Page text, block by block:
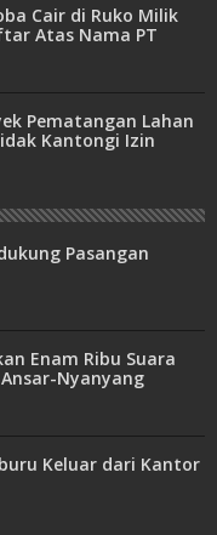
Cair di Ruko Milik
Atas Nama PT
Pematangan Lahan
Kantongi Izin
Pasangan
Enam Ribu Suara
Nyanyang
Keluar dari Kantor